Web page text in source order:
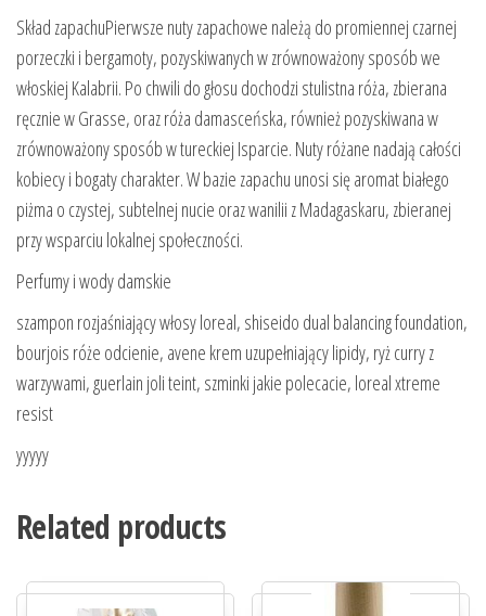
Skład zapachuPierwsze nuty zapachowe należą do promiennej czarnej
porzeczki i bergamoty, pozyskiwanych w zrównoważony sposób we
włoskiej Kalabrii. Po chwili do głosu dochodzi stulistna róża, zbierana
ręcznie w Grasse, oraz róża damasceńska, również pozyskiwana w
zrównoważony sposób w tureckiej Isparcie. Nuty różane nadają całości
kobiecy i bogaty charakter. W bazie zapachu unosi się aromat białego
piżma o czystej, subtelnej nucie oraz wanilii z Madagaskaru, zbieranej
przy wsparciu lokalnej społeczności.
Perfumy i wody damskie
szampon rozjaśniający włosy loreal, shiseido dual balancing foundation,
bourjois róże odcienie, avene krem uzupełniający lipidy, ryż curry z
warzywami, guerlain joli teint, szminki jakie polecacie, loreal xtreme
resist
yyyyy
Related products